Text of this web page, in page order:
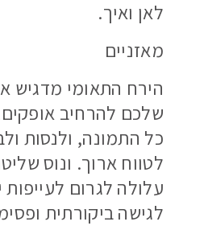
לאן ואיך.
מאזניים
הירח התאומי מדגיש
שלכם להרחיב
כל התמונה, ולנסות
לטווח ארוך. ונוס
עלולה לגרום לעייפות
לגישה ביקורתית